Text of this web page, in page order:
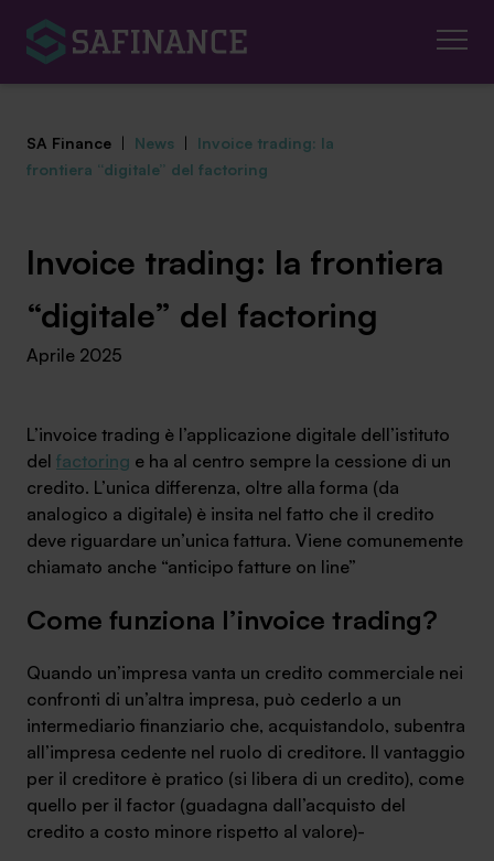
Mediazione Creditizia
Finanza Agevolata
Centro studi
Chi siamo
Ambassador
Contatti
Lavora con noi
SA Finance | News | Invoice trading: la
frontiera “digitale” del factoring
Invoice trading: la frontiera
“digitale” del factoring
Aprile 2025
L’invoice trading è l’applicazione digitale dell’istituto
del factoring e ha al centro sempre la cessione di un
credito. L’unica differenza, oltre alla forma (da
analogico a digitale) è insita nel fatto che il credito
deve riguardare un’unica fattura. Viene comunemente
chiamato anche “anticipo fatture on line”
Come funziona l’invoice trading?
Quando un’impresa vanta un credito commerciale nei
confronti di un’altra impresa, può cederlo a un
intermediario finanziario che, acquistandolo, subentra
all’impresa cedente nel ruolo di creditore. Il vantaggio
per il creditore è pratico (si libera di un credito), come
quello per il factor (guadagna dall’acquisto del
credito a costo minore rispetto al valore)-